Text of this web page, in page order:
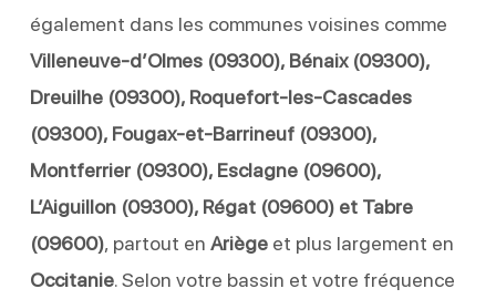
également dans les communes voisines comme
Villeneuve-d’Olmes (09300), Bénaix (09300),
Dreuilhe (09300), Roquefort-les-Cascades
(09300), Fougax-et-Barrineuf (09300),
Montferrier (09300), Esclagne (09600),
L’Aiguillon (09300), Régat (09600) et Tabre
(09600), partout en Ariègeet plus largement en
Occitanie. Selon votre bassin et votre fréquence